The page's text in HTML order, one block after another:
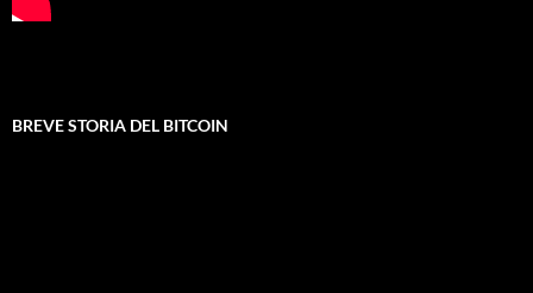
BREVE STORIA DEL BITCOIN